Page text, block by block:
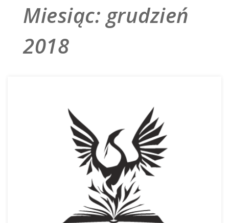
Miesiąc: grudzień
2018